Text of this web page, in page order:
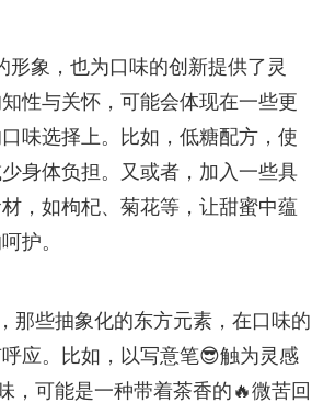
形象，也为口味的创新提供了灵
性与关怀，可能会体现在一些更
味选择上。比如，低糖配方，使
身体负担。又或者，加入一些具
，如枸杞、菊花等，让甜蜜中蕴
护。
那些抽象化的东方元素，在口味的
应。比如，以写意笔😎触为灵感
，可能是一种带着茶香的🔥微苦回